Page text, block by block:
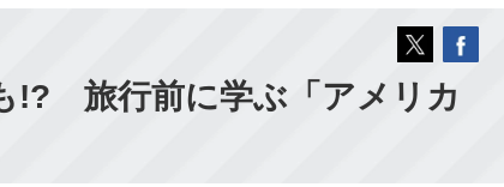
!? 旅行前に学ぶ「アメリカ